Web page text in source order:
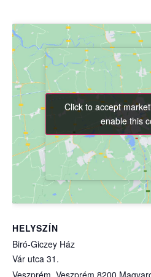
HELYSZÍN
Biró-Giczey Ház
Vár utca 31.
Click to accept
enable this
Click to accept
enable this